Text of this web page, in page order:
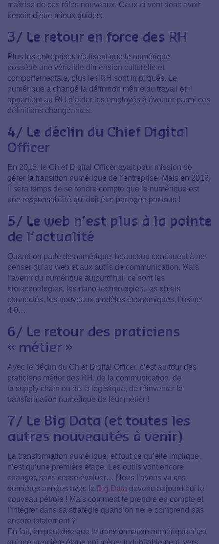
maîtrise de ces rôles nouveaux. Ceux-ci vont donc avoir
besoin d’être mieux guidés.
3/ Le retour en force des RH
Plus les entreprises réalisent que le numérique
possède une véritable dimension culturelle et
comportementale, plus les RH sont impliqués. Le
numérique a changé la définition même du travail et il
appartient au RH d’aider les employés à évoluer parmi ces
définitions changeantes.
4/ Le déclin du Chief Digital
Officer
En 2015, le Chief Digital Officer avait pour mission de
gérer la transition numérique de l’entreprise. Mais en 2016,
il sera temps de se rendre compte que le numérique est
une responsabilité qui doit être partagée par tous !
5/ Le web n’est plus à la pointe
de l’actualité
Quand on parle de numérique, beaucoup continuent à ne
penser qu’au web et aux outils de communication. Mais
l’avenir du numérique aujourd’hui, ce sont les
biotechnologies, les nano-technologies, les objets
connectés, les nouveaux modèles économiques, l’usine
4.0…
6/ Le retour des praticiens
« métier »
Avec le déclin du Chief Digital Officer, c’est au tour des
praticiens métier des RH, de la communication, de
la supply chain ou de la logistique, de réinventer la
transformation numérique de leur métier !
7/ Le Big Data (et toutes les
autres nouveautés à venir)
La transformation numérique, et tout ce qu’elle implique,
n’est qu’une première étape. Les outils vont encore
changer, sans cesse évoluer… Nous l’avons vu ces
dernières années avec le Big Data devenu aujourd’hui le
nouveau pétrole ! Mais comment le prendre en compte et
l’intégrer dans sa stratégie quand on ne le comprend pas
encore totalement ?
En fait, on peut dire que la transformation numérique n’est